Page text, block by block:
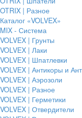
OTRIX | Разное
Каталог «VOLVEX»
MIX - Система
VOLVEX | Грунты
VOLVEX | Лаки
VOLVEX | Шпатлевки
VOLVEX | Антикоры и
VOLVEX | Аэрозоли
VOLVEX | Разное
VOLVEX | Герметики
VOLVEX | Отвердители